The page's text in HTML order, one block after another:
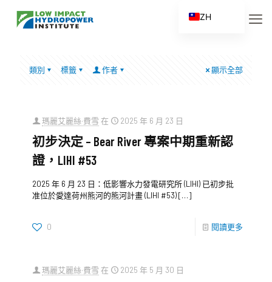
類別 標籤 作者 顯示全部
瑪麗艾麗絲·費雪 在 2025 年 6 月 23 日
初步決定 – Bear River 專案中期重新認
證，LIHI #53
2025 年 6 月 23 日：低影響水力發電研究所 (LIHI) 已初步批
准位於愛達荷州熊河的熊河計畫 (LIHI #53)[…]
0 閱讀更多
瑪麗艾麗絲·費雪 在 2025 年 5 月 30 日
ZH